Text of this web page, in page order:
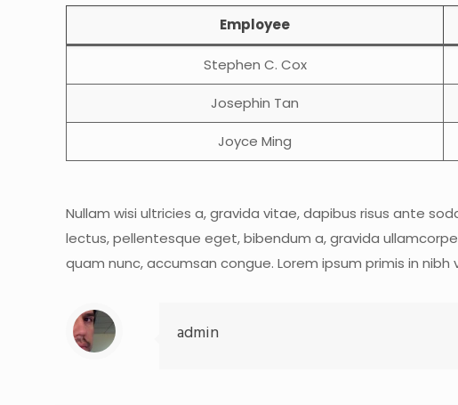
Employee
Stephen C. Cox
Josephin Tan
Joyce Ming
Nullam wisi ultricies a, gravida vitae, dapibus risus ante
lectus, pellentesque eget, bibendum a, gravida
quam nunc, accumsan congue. Lorem ipsum primis in
admin